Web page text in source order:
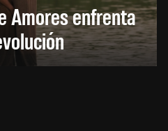
Amores enfrenta